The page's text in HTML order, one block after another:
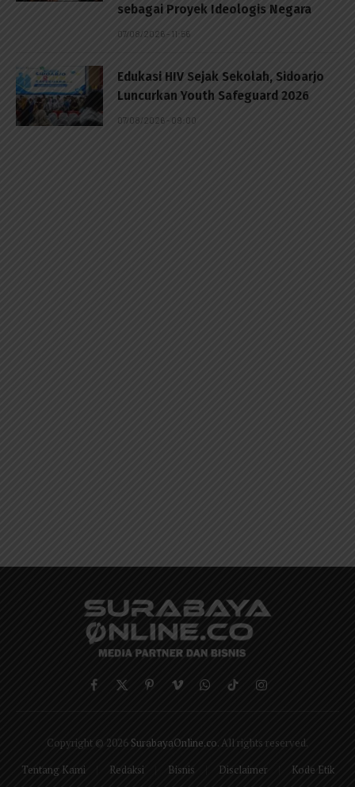
sebagai Proyek Ideologis Negara
07/08/2026 - 11:56
Edukasi HIV Sejak Sekolah, Sidoarjo
Luncurkan Youth Safeguard 2026
07/08/2026 - 09:00
Facebook
X
PinterestVimeoWhatsApp
TikTokInstagram
Copyright © 2026 SurabayaOnline.co . All rights reserved.
Tentang Kami
Redaksi Bisnis Disclaimer Kode Etik